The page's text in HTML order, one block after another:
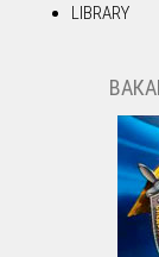
LIBRARY